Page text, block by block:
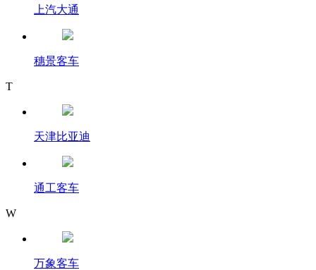
上汽大通
穗景客车
T
天津比亚迪
通工客车
W
万象客车